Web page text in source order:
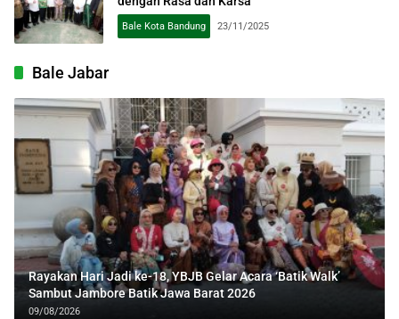
Bale Kota Bandung 23/11/2025
Bale Jabar
Rayakan Hari Jadi ke-18, YBJB Gelar Acara ‘Batik Walk’
Sambut Jambore Batik Jawa Barat 2026
09/08/2026